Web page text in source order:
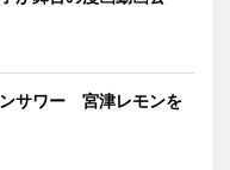
サワー 宮津レモンを